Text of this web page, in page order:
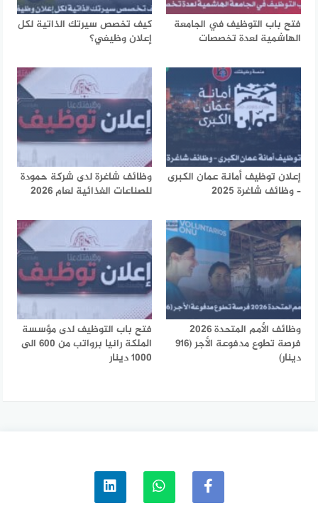
فتح باب التوظيف في الجامعة
الهاشمية لعدة تخصصات
كيف تخصص سيرتك الذاتية لكل
إعلان وظيفي؟
إعلان توظيف أمانة عمان الكبرى
– وظائف شاغرة 2025
وظائف شاغرة لدى شركة حمودة
للصناعات الغذائية لعام 2026
وظائف الأمم المتحدة 2026
فرصة تطوع مدفوعة الأجر (916
دينار)
فتح باب التوظيف لدى مؤسسة
الملكة رانيا برواتب من 600 الى
1000 دينار